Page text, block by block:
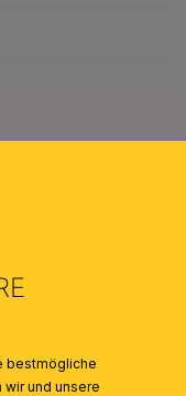
bestmögliche
wir und unsere